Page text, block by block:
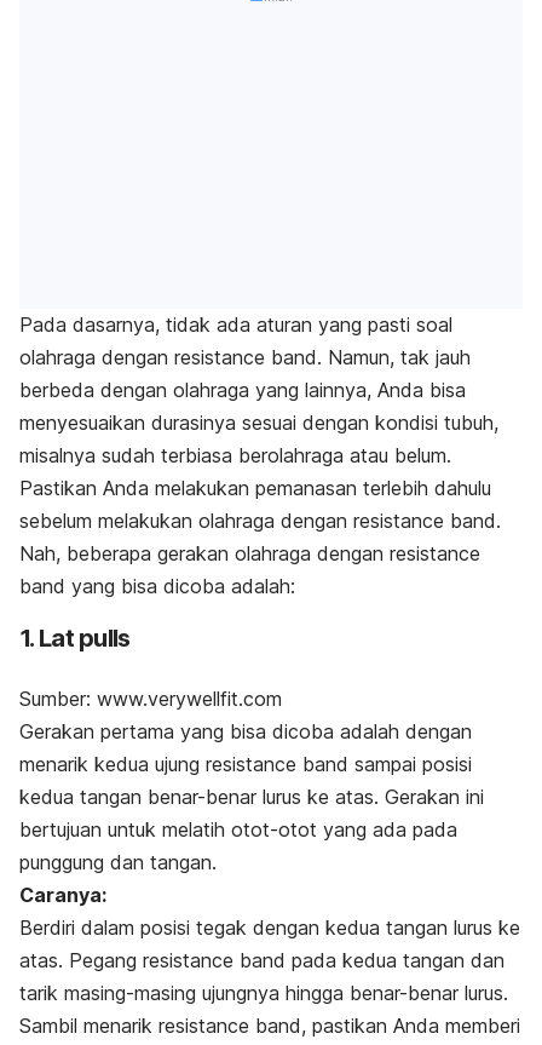
Pada dasarnya, tidak ada aturan yang pasti soal
olahraga dengan resistance band. Namun, tak jauh
berbeda dengan olahraga yang lainnya, Anda bisa
menyesuaikan durasinya sesuai dengan kondisi tubuh,
misalnya sudah terbiasa berolahraga atau belum.
Pastikan Anda melakukan pemanasan terlebih dahulu
sebelum melakukan olahraga dengan resistance band.
Nah, beberapa gerakan olahraga dengan resistance
band yang bisa dicoba adalah:
1. Lat pulls
Sumber: www.verywellfit.com
Gerakan pertama yang bisa dicoba adalah dengan
menarik kedua ujung resistance band sampai posisi
kedua tangan benar-benar lurus ke atas. Gerakan ini
bertujuan untuk melatih otot-otot yang ada pada
punggung dan tangan.
Caranya:
Berdiri dalam posisi tegak dengan kedua tangan lurus ke
atas. Pegang resistance band pada kedua tangan dan
tarik masing-masing ujungnya hingga benar-benar lurus.
Sambil menarik resistance band, pastikan Anda memberi